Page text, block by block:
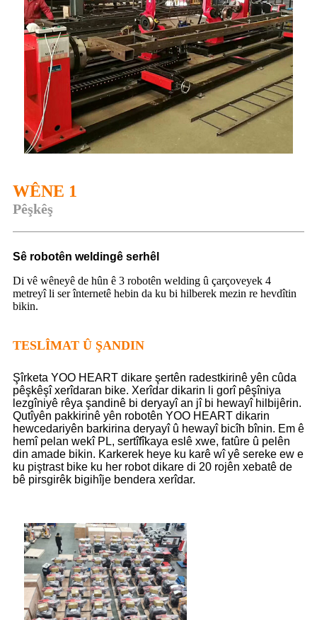
WÊNE 1
Pêşkêş
Sê robotên weldingê serhêl
Di vê wêneyê de hûn ê 3 robotên welding û çarçoveyek 4
metreyî li ser înternetê hebin da ku bi hilberek mezin re hevdîtin
bikin.
TESLÎMAT Û ŞANDIN
Şîrketa YOO HEART dikare şertên radestkirinê yên cûda
pêşkêşî xerîdaran bike. Xerîdar dikarin li gorî pêşîniya
lezgîniyê rêya şandinê bi deryayî an jî bi hewayî hilbijêrin.
Qutîyên pakkirinê yên robotên YOO HEART dikarin
hewcedariyên barkirina deryayî û hewayî bicîh bînin. Em ê
hemî pelan wekî PL, sertîfîkaya eslê xwe, fatûre û pelên
din amade bikin. Karkerek heye ku karê wî yê sereke ew e
ku piştrast bike ku her robot dikare di 20 rojên xebatê de
bê pirsgirêk bigihîje bendera xerîdar.